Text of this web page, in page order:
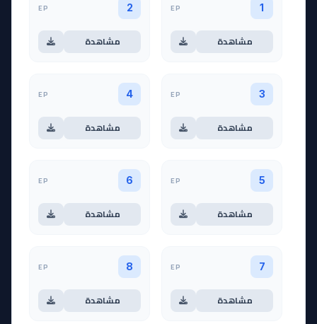
1
EP
مشاهدة
2
EP
مشاهدة
3
EP
مشاهدة
4
EP
مشاهدة
5
EP
مشاهدة
6
EP
مشاهدة
7
EP
مشاهدة
8
EP
مشاهدة